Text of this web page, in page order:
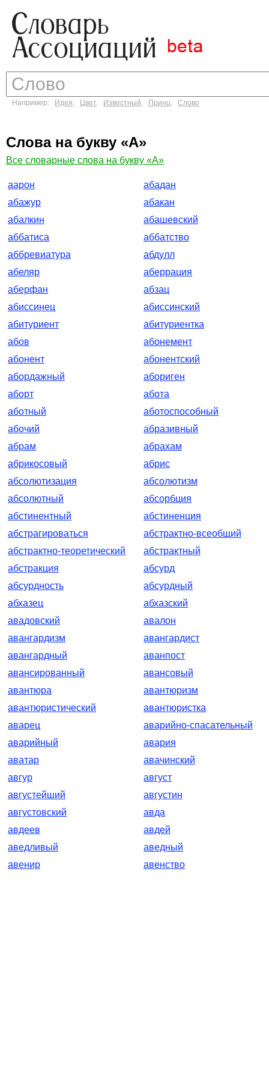
Например: Идея, Цвет, Известный, Принц, Слово
Слова на букву «А»
Все словарные слова на букву «А»
аарон
абадан
абажур
абакан
абалкин
абашевский
аббатиса
аббатство
аббревиатура
абдулл
абеляр
аберрация
аберфан
абзац
абиссинец
абиссинский
абитуриент
абитуриентка
абов
абонемент
абонент
абонентский
абордажный
абориген
аборт
абота
аботный
аботоспособный
абочий
абразивный
абрам
абрахам
абрикосовый
абрис
абсолютизация
абсолютизм
абсолютный
абсорбция
абстинентный
абстиненция
абстрагироваться
абстрактно-всеобщий
абстрактно-теоретический
абстрактный
абстракция
абсурд
абсурдность
абсурдный
абхазец
абхазский
авадовский
авалон
авангардизм
авангардист
авангардный
аванпост
авансированный
авансовый
авантюра
авантюризм
авантюристический
авантюристка
аварец
аварийно-спасательный
аварийный
авария
аватар
авачинский
авгур
август
августейший
августин
августовский
авда
авдеев
авдей
аведливый
аведный
авенир
авенство